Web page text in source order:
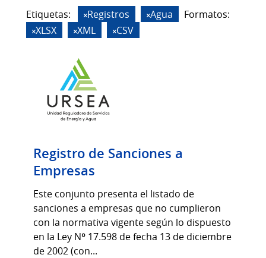
Etiquetas: Registros Agua
Formatos:
XLSX
XML CSV
Registro de Sanciones a
Empresas
Este conjunto presenta el listado de
sanciones a empresas que no cumplieron
con la normativa vigente según lo dispuesto
en la Ley Nº 17.598 de fecha 13 de diciembre
de 2002 (con...